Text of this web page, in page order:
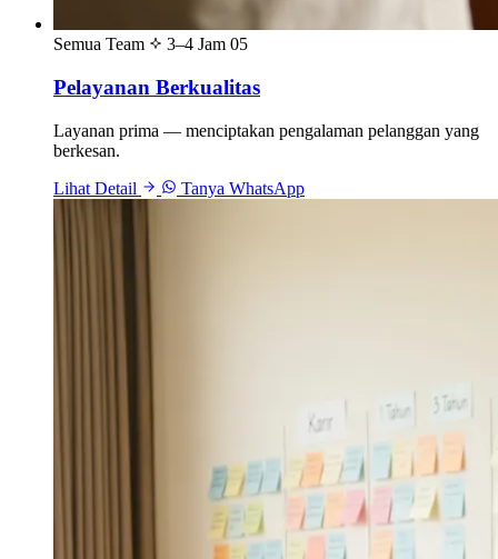
Semua Team 3–4 Jam 05
Pelayanan Berkualitas
Layanan prima — menciptakan pengalaman pelanggan yang
berkesan.
Lihat Detail
Tanya WhatsApp